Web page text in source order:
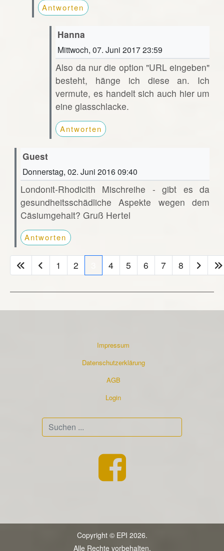
Antworten
Hanna
Mittwoch, 07. Juni 2017 23:59
Also da nur die option "URL eingeben"
besteht, hänge ich diese an. Ich
vermute, es handelt sich auch hier um
eine glasschlacke.
Antworten
Guest
Donnerstag, 02. Juni 2016 09:40
Londonit-Rhodicith Mischreihe - gibt es da
gesundheitsschädliche Aspekte wegen dem
Cäsiumgehalt? Gruß Hertel
Antworten
1 2 4 5 6 7 8
Impressum
Datenschutzerklärung
AGB
Login
Copyright © EPI 2026.
Alle Rechte vorbehalten.